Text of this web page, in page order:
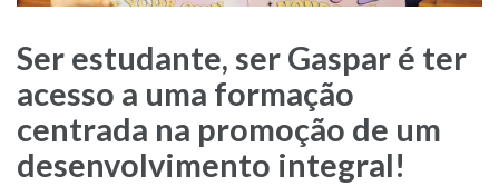
Ser estudante, ser Gaspar é ter
acesso a uma formação
centrada na promoção de um
desenvolvimento integral!